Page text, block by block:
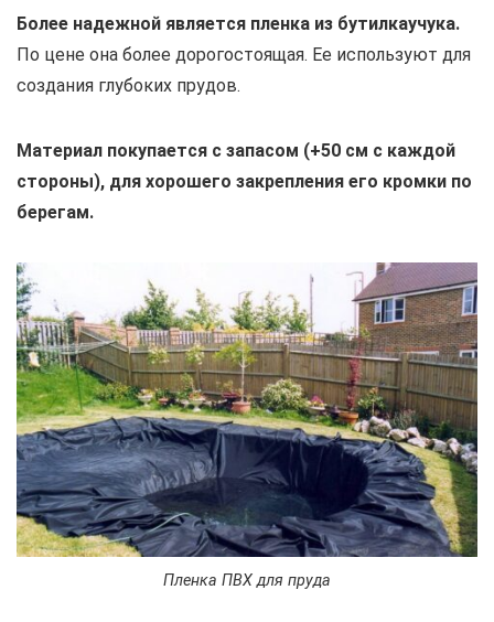
Более надежной является пленка из бутилкаучука.
По цене она более дорогостоящая. Ее используют для
создания глубоких прудов.
Материал покупается с запасом (+50 см с каждой
стороны), для хорошего закрепления его кромки по
берегам.
Пленка ПВХ для пруда